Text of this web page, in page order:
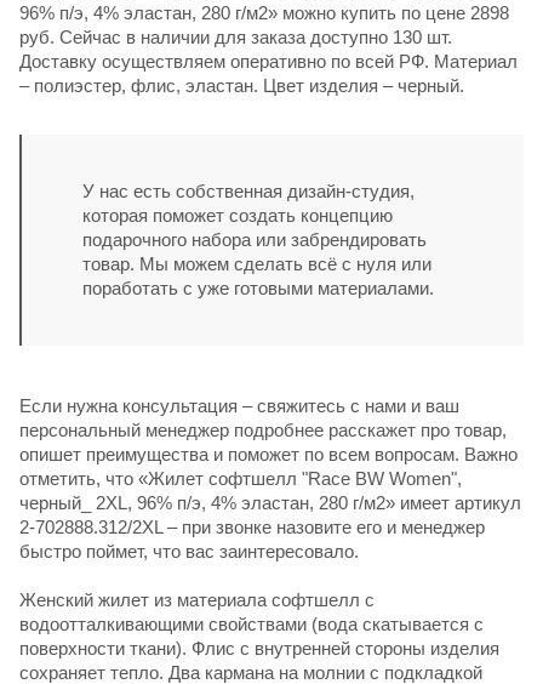
96% п/э, 4% эластан, 280 г/м2» можно купить по цене 2898
руб. Сейчас в наличии для заказа доступно 130 шт.
Доставку осуществляем оперативно по всей РФ. Материал
– полиэстер, флис, эластан. Цвет изделия – черный.
У нас есть собственная дизайн-студия,
которая поможет создать концепцию
подарочного набора или забрендировать
товар. Мы можем сделать всё с нуля или
поработать с уже готовыми материалами.
Если нужна консультация – свяжитесь с нами и ваш
персональный менеджер подробнее расскажет про товар,
опишет преимущества и поможет по всем вопросам. Важно
отметить, что «Жилет софтшелл "Race BW Women",
черный_ 2XL, 96% п/э, 4% эластан, 280 г/м2» имеет артикул
2-702888.312/2XL – при звонке назовите его и менеджер
быстро поймет, что вас заинтересовало.
Женский жилет из материала софтшелл с
водоотталкивающими свойствами (вода скатывается c
поверхности ткани). Флис с внутренней стороны изделия
сохраняет тепло. Два кармана на молнии с подкладкой